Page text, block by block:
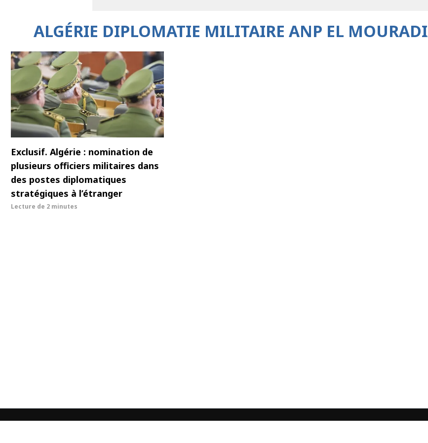
ALGÉRIE DIPLOMATIE MILITAIRE ANP EL
Exclusif. Algérie : nomination de
plusieurs officiers militaires dans
des postes diplomatiques
stratégiques à l’étranger
Lecture de 2 minutes